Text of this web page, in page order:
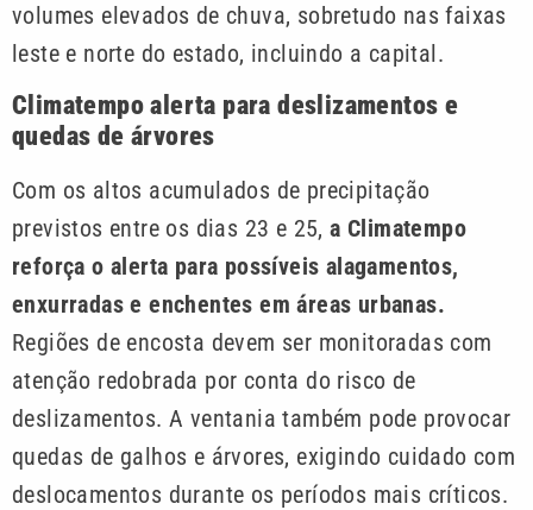
volumes elevados de chuva, sobretudo nas faixas
leste e norte do estado, incluindo a capital.
Climatempo alerta para deslizamentos e
quedas de árvores
Com os altos acumulados de precipitação
previstos entre os dias 23 e 25, a Climatempo
reforça o alerta para possíveis alagamentos,
enxurradas e enchentes em áreas urbanas.
Regiões de encosta devem ser monitoradas com
atenção redobrada por conta do risco de
deslizamentos. A ventania também pode provocar
quedas de galhos e árvores, exigindo cuidado com
deslocamentos durante os períodos mais críticos.